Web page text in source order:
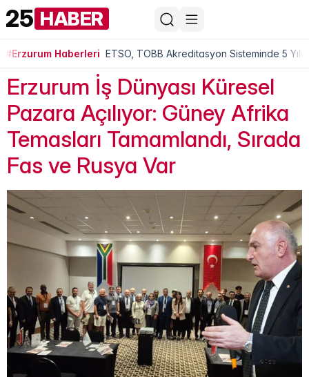
25 HABER
#Erzurum Haberleri ETSO, TOBB Akreditasyon Sisteminde 5
Erzurum İş Dünyası Küresel
Pazara Açılıyor: Güney Afrika
Temasları Tamamlandı, Sırada
Fas ve Rusya Var